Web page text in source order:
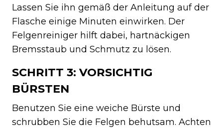
Lassen Sie ihn gemäß der Anleitung auf der
Flasche einige Minuten einwirken. Der
Felgenreiniger hilft dabei, hartnäckigen
Bremsstaub und Schmutz zu lösen.
SCHRITT 3: VORSICHTIG
BÜRSTEN
Benutzen Sie eine weiche Bürste und
schrubben Sie die Felgen behutsam. Achten